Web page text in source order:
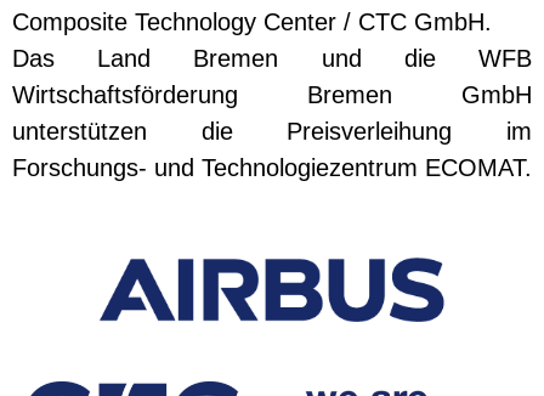
Composite Technology Center / CTC GmbH.
Das Land Bremen und dieWFB
Wirtschaftsförderung Bremen GmbH
unterstützen die Preisverleihung im
Forschungs- und Technologiezentrum ECOMAT.